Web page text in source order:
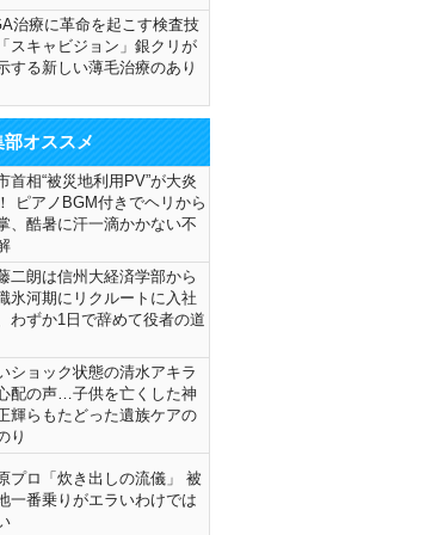
治療に革命を起こす検査技
スキャビジョン」銀クリが
する新しい薄毛治療のあり
部オススメ
首相“被災地利用PV”が大炎
ピアノBGM付きでヘリから
、酷暑に汗一滴かかない不
二朗は信州大経済学部から
氷河期にリクルートに入社
わずか1日で辞めて役者の道
ショック状態の清水アキラ
配の声…子供を亡くした神
輝らもたどった遺族ケアの
り
プロ「炊き出しの流儀」 被
一番乗りがエラいわけでは